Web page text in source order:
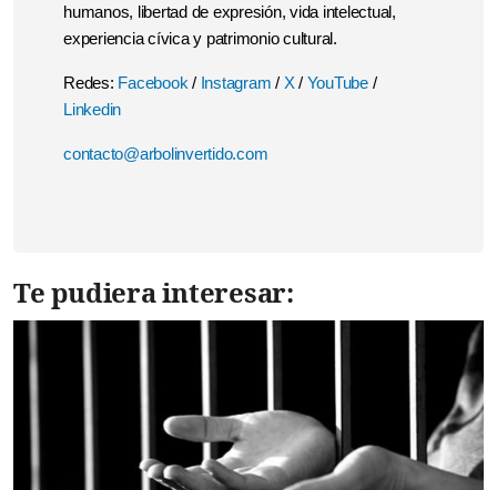
humanos, libertad de expresión, vida intelectual,
experiencia cívica y patrimonio cultural.
Redes: Facebook / Instagram / X/ YouTube /
Linkedin
contacto@arbolinvertido.com
Te pudiera interesar: